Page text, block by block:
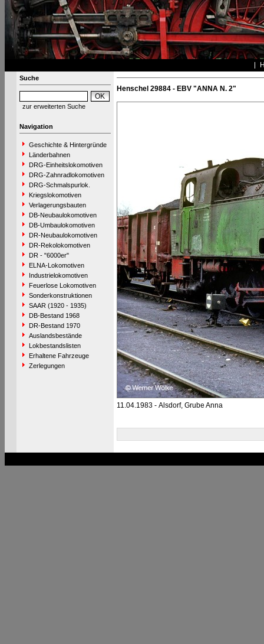
Suche
zur erweiterten Suche
Navigation
Geschichte & Hintergründe
Länderbahnen
DRG-Einheitslokomotiven
DRG-Zahnradlokomotiven
DRG-Schmalspurlok.
Kriegslokomotiven
Verlagerungsbauten
DB-Neubaulokomotiven
DB-Umbaulokomotiven
DR-Neubaulokomotiven
DR-Rekolokomotiven
DR - "6000er"
ELNA-Lokomotiven
Industrielokomotiven
Feuerlose Lokomotiven
Sonderkonstruktionen
SAAR (1920 - 1935)
DB-Bestand 1968
DR-Bestand 1970
Auslandsbestände
Lokbestandslisten
Erhaltene Fahrzeuge
Zerlegungen
Henschel 29884 - EBV "ANNA N. 2"
11.04.1983 - Alsdorf, Grube Anna